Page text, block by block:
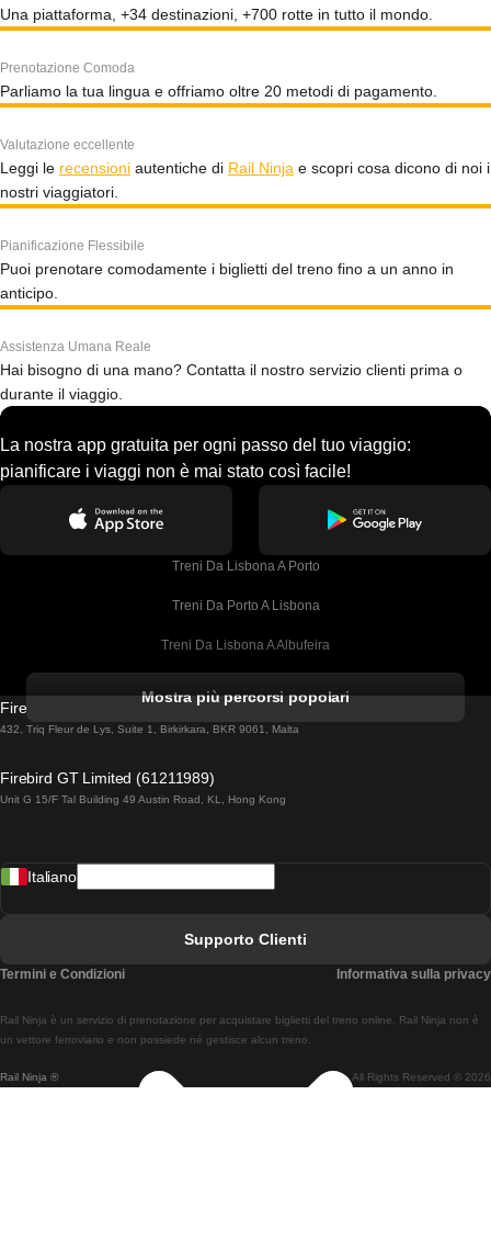
Una piattaforma, +34 destinazioni, +700 rotte in tutto il mondo.
Prenotazione Comoda
Parliamo la tua lingua e offriamo oltre 20 metodi di pagamento.
Valutazione eccellente
Leggi le recensioni autentiche di Rail Ninja e scopri cosa dicono di noi i
nostri viaggiatori.
Pianificazione Flessibile
Puoi prenotare comodamente i biglietti del treno fino a un anno in
anticipo.
Assistenza Umana Reale
Hai bisogno di una mano? Contatta il nostro servizio clienti prima o
durante il viaggio.
La nostra app gratuita per ogni passo del tuo viaggio:
pianificare i viaggi non è mai stato così facile!
Treni Da Lisbona A Porto
Treni Da Porto A Lisbona
Treni Da Lisbona A Albufeira
Treni Da Lisbona A Lagos
Treni Da Lisbona A Madrid
Treni Da Lisbon A Braga
Treni Da Braga A Lisbona
Mostra più percorsi popolari
Firebird GT Limited (OC 1451)
432, Triq Fleur de Lys, Suite 1, Birkirkara, BKR 9061, Malta
Firebird GT Limited (61211989)
Unit G 15/F Tal Building 49 Austin Road, KL, Hong Kong
Rail Ninja ® All Rights Reserved © 2026
Rail Ninja è un servizio di prenotazione per acquistare biglietti del treno online. Rail Ninja non è
un vettore ferroviario e non possiede né gestisce alcun treno.
Italiano
Supporto Clienti
Termini e Condizioni Informativa sulla privacy